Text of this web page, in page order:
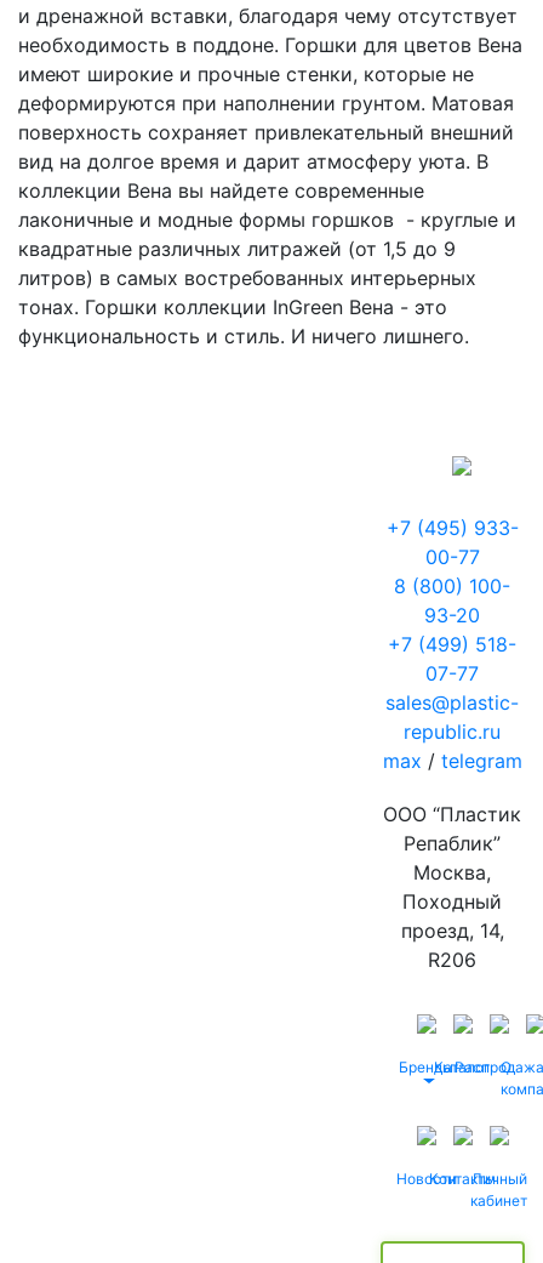
и дренажной вставки, благодаря чему отсутствует
необходимость в поддоне. Горшки для цветов Вена
имеют широкие и прочные стенки, которые не
деформируются при наполнении грунтом. Матовая
поверхность сохраняет привлекательный внешний
вид на долгое время и дарит атмосферу уюта. В
коллекции Вена вы найдете современные
лаконичные и модные формы горшков - круглые и
квадратные различных литражей (от 1,5 до 9
литров) в самых востребованных интерьерных
тонах. Горшки коллекции InGreen Вена - это
функциональность и стиль. И ничего лишнего.
+7 (495) 933-
00-77
8 (800) 100-
93-20
+7 (499) 518-
07-77
sales@plastic-
republic.ru
max / telegram
ООО “Пластик
Репаблик”
Москва,
Походный
проезд, 14,
R206
БрендыКаталог
Распродажа
О
НовостиКонтактыЛичный
кабинет